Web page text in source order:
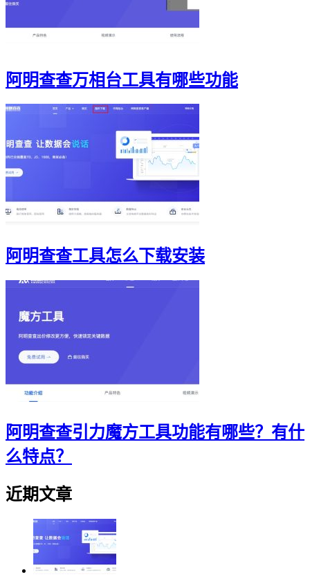
阿明查查万相台工具有哪些功能
阿明查查工具怎么下载安装
阿明查查引力魔方工具功能有哪些？有什
么特点？
近期文章